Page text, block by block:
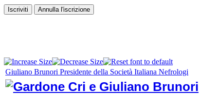
Giuliano Brunori Presidente della Società Italiana Nefrologi